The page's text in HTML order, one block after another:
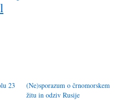
23
(Ne)sporazum o črnomorskem
žitu in odziv Rusije